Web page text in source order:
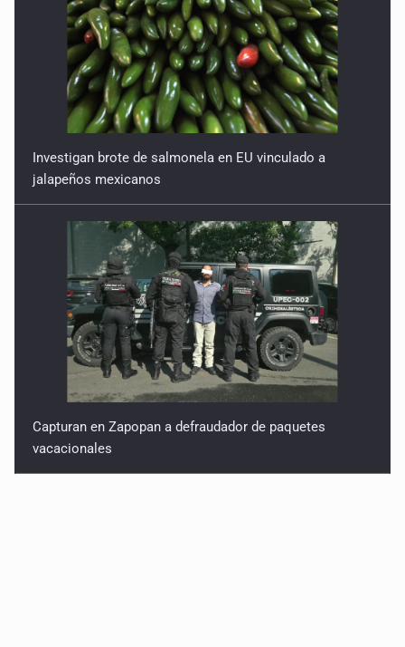
Investigan brote de salmonela en EU vinculado a
jalapeños mexicanos
Capturan en Zapopan a defraudador de paquetes
vacacionales